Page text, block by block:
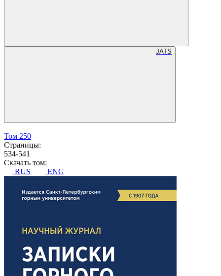
JATS
Том 250
Страницы:
534-541
Скачать том:
RUS
ENG